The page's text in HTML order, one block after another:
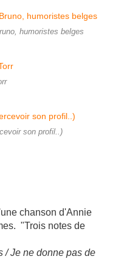
humoristes belges
son profil..)
chanson d'Annie
"Trois notes de
/ Je ne donne pas de